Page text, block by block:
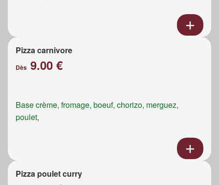
Pizza carnivore
Dès 9.00 €
Base crème, fromage, boeuf, chorizo, merguez,
poulet,
Pizza poulet curry